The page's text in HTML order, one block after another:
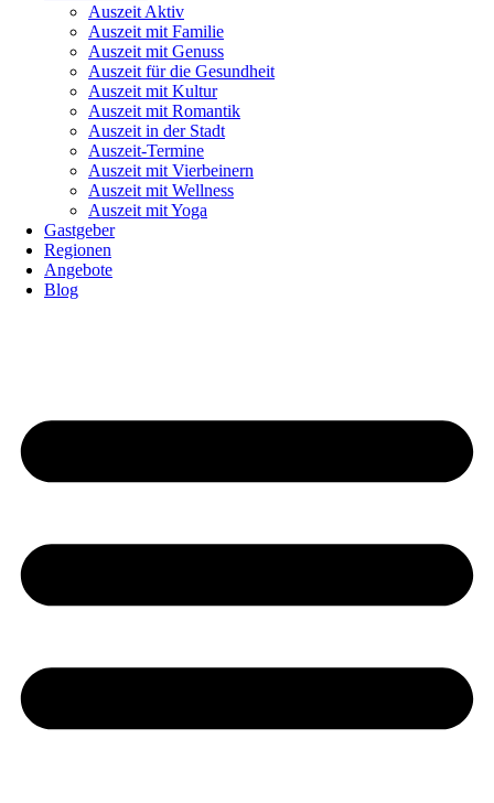
Auszeit Aktiv
Auszeit mit Familie
Auszeit mit Genuss
Auszeit für die Gesundheit
Auszeit mit Kultur
Auszeit mit Romantik
Auszeit in der Stadt
Auszeit-Termine
Auszeit mit Vierbeinern
Auszeit mit Wellness
Auszeit mit Yoga
Gastgeber
Regionen
Angebote
Blog